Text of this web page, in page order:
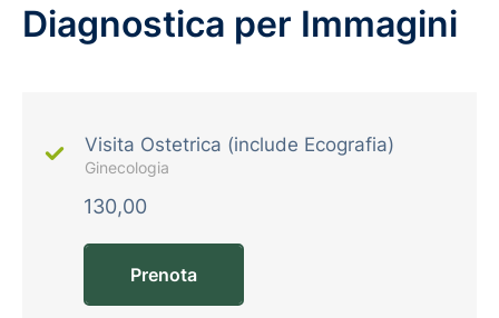
Diagnostica per Immagini
Visita Ostetrica (include Ecografia)
Ginecologia
130,00
Prenota